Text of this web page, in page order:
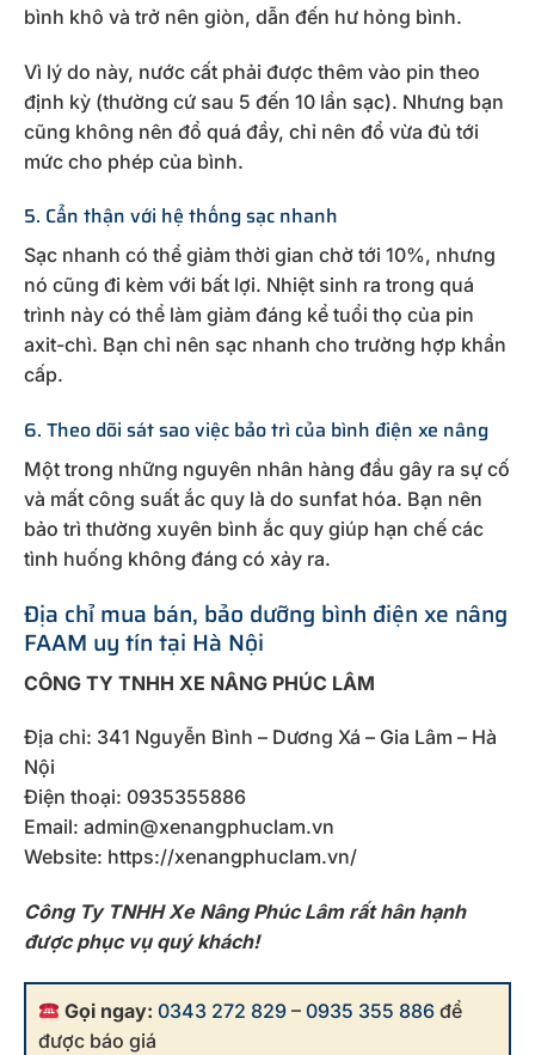
bình khô và trở nên giòn, dẫn đến hư hỏng bình.
Vì lý do này, nước cất phải được thêm vào pin theo
định kỳ (thường cứ sau 5 đến 10 lần sạc). Nhưng bạn
cũng không nên đổ quá đầy, chỉ nên đổ vừa đủ tới
mức cho phép của bình.
5. Cẩn thận với hệ thống sạc nhanh
Sạc nhanh có thể giảm thời gian chờ tới 10%, nhưng
nó cũng đi kèm với bất lợi. Nhiệt sinh ra trong quá
trình này có thể làm giảm đáng kể tuổi thọ của pin
axit-chì. Bạn chỉ nên sạc nhanh cho trường hợp khẩn
cấp.
6. Theo dõi sát sao việc bảo trì của bình điện xe nâng
Một trong những nguyên nhân hàng đầu gây ra sự cố
và mất công suất ắc quy là do sunfat hóa. Bạn nên
bảo trì thường xuyên bình ắc quy giúp hạn chế các
tình huống không đáng có xảy ra.
Địa chỉ mua bán, bảo dưỡng bình điện xe nâng
FAAM uy tín tại Hà Nội
CÔNG TY TNHH XE NÂNG PHÚC LÂM
Địa chỉ: 341 Nguyễn Bình – Dương Xá – Gia Lâm – Hà
Nội
Điện thoại: 0935355886
Email: admin@xenangphuclam.vn
Website: https://xenangphuclam.vn/
Công Ty TNHH Xe Nâng Phúc Lâm rất hân hạnh
được phục vụ quý khách!
Gọi ngay: 0343 272 829 –0935 355 886 để
được báo giá